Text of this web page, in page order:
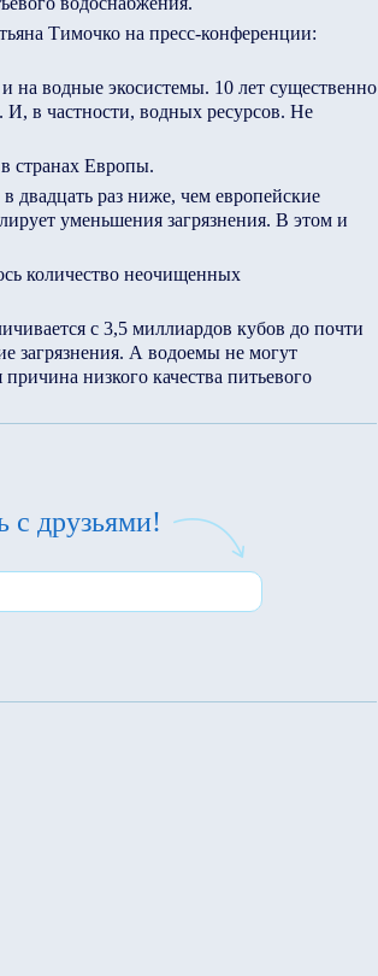
Тимочко на пресс-конференции:
на водные экосистемы. 10 лет существенно
И, в частности, водных ресурсов. Не
странах Европы.
двадцать раз ниже, чем европейские
уменьшения загрязнения. В этом и
количество неочищенных
с 3,5 миллиардов кубов до почти
загрязнения. А водоемы не могут
низкого качества питьевого
с друзьями!